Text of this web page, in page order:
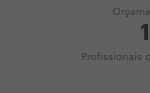
Profissionais